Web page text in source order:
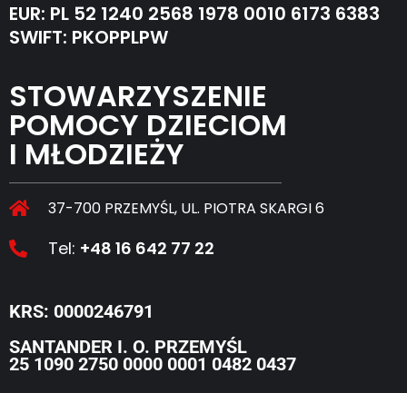
EUR: PL 52 1240 2568 1978 0010 6173 6383
SWIFT: PKOPPLPW
STOWARZYSZENIE
POMOCY DZIECIOM
I MŁODZIEŻY
37-700 PRZEMYŚL, UL. PIOTRA SKARGI 6
Tel: +48 16 642 77 22
KRS: 0000246791
SANTANDER I. O. PRZEMYŚL
25 1090 2750 0000 0001 0482 0437